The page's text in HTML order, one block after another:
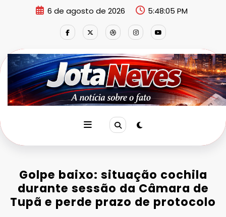
6 de agosto de 2026 5:48:05 PM
Golpe baixo: situação cochila
durante sessão da Câmara de
Tupã e perde prazo de protocolo